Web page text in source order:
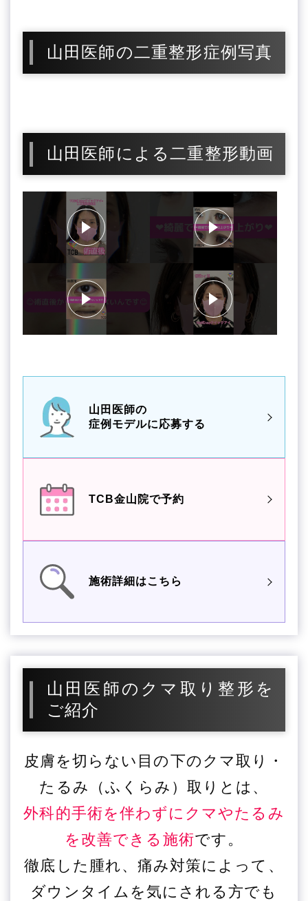
山田医師の二重整形症例写真
山田医師による二重整形動画
山田医師の
症例モデルに応募する
TCB金山院で予約
施術詳細はこちら
山田医師のクマ取り整形を
ご紹介
皮膚を切らない目の下のクマ取り・
たるみ（ふくらみ）取りとは、
外科的手術を伴わずにクマやたるみ
を改善できる施術です。
徹底した腫れ、痛み対策によって、
ダウンタイムを気にされる方でも